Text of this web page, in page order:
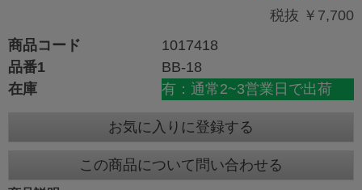
税抜 ￥7,700
商品コード
1017418
品番1
BB-18
在庫
有：通常2~3営業日で出荷
お気に入りに登録する
この商品について問い合わせる